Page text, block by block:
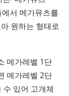
서 메가뮤츠를
원하는 형태로
메가레벨 1단
메가레벨 2단
있어 고개체